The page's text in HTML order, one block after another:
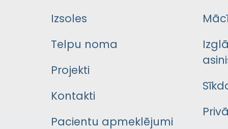
Izsoles
Telpu noma
Projekti
Kontakti
Pacientu apmeklējumi